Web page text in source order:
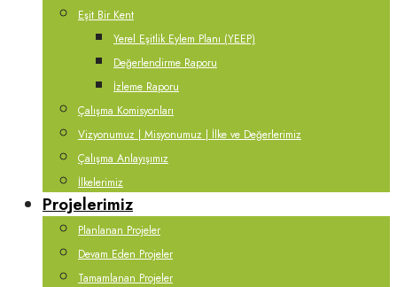
Eşit Bir Kent
Yerel Eşitlik Eylem Planı (YEEP)
Değerlendirme Raporu
İzleme Raporu
Çalışma Komisyonları
Vizyonumuz | Misyonumuz | İlke ve Değerlerimiz
Çalışma Anlayışımız
İlkelerimiz
Projelerimiz
Planlanan Projeler
Devam Eden Projeler
Tamamlanan Projeler